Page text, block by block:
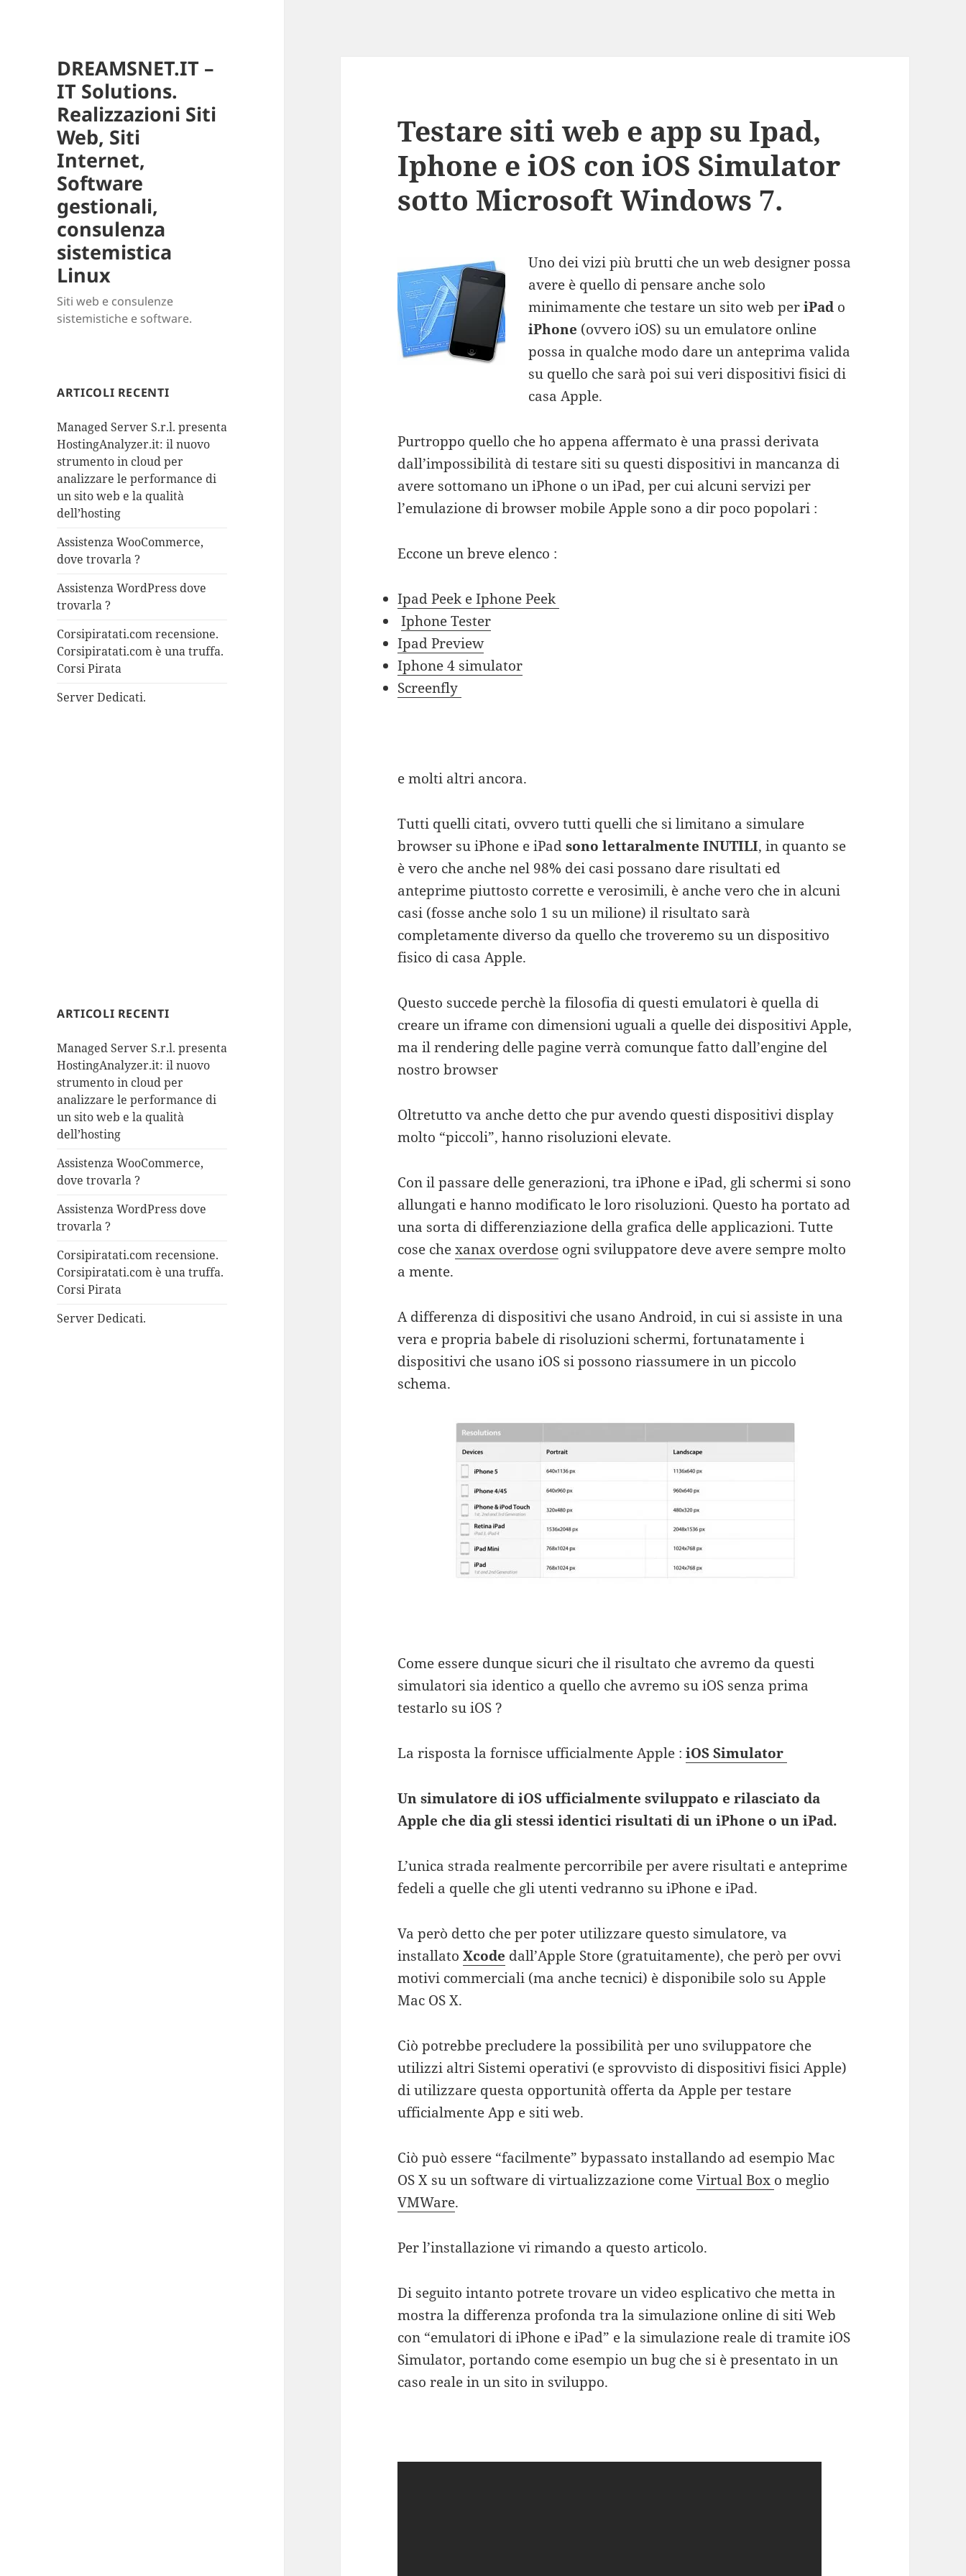
DREAMSNET.IT –
IT Solutions.
Realizzazioni Siti
Web, Siti
Internet,
Software
gestionali,
consulenza
sistemistica
Linux
Siti web e consulenze
sistemistiche e software.
ARTICOLI RECENTI
Managed Server S.r.l. presenta
HostingAnalyzer.it: il nuovo
strumento in cloud per
analizzare le performance di
un sito web e la qualità
dell’hosting
Assistenza WooCommerce,
dove trovarla ?
Assistenza WordPress dove
trovarla ?
Corsipiratati.com recensione.
Corsipiratati.com è una truffa.
Corsi Pirata
Server Dedicati.
ARTICOLI RECENTI
Managed Server S.r.l. presenta
HostingAnalyzer.it: il nuovo
strumento in cloud per
analizzare le performance di
un sito web e la qualità
dell’hosting
Assistenza WooCommerce,
dove trovarla ?
Assistenza WordPress dove
trovarla ?
Corsipiratati.com recensione.
Corsipiratati.com è una truffa.
Corsi Pirata
Server Dedicati.
Testare siti web e app su Ipad,
Iphone e iOS con iOS Simulator
sotto Microsoft Windows 7.
Uno dei vizi più brutti che un web designer possa
avere è quello di pensare anche solo
minimamente che testare un sito web periPad o
iPhone (ovvero iOS) su un emulatore online
possa in qualche modo dare un anteprima valida
su quello che sarà poi sui veri dispositivi fisici di
casa Apple.
Purtroppo quello che ho appena affermato è una prassi derivata
dall’impossibilità di testare siti su questi dispositivi in mancanza di
avere sottomano un iPhone o un iPad, per cui alcuni servizi per
l’emulazione di browser mobile Apple sono a dir poco popolari :
Eccone un breve elenco :
Ipad Peek e Iphone Peek
Iphone Tester
Ipad Preview
Iphone 4 simulator
Screenfly
e molti altri ancora.
Tutti quelli citati, ovvero tutti quelli che si limitano a simulare
browser su iPhone e iPadsono lettaralmente INUTILI, in quanto se
è vero che anche nel 98% dei casi possano dare risultati ed
anteprime piuttosto corrette e verosimili, è anche vero che in alcuni
casi (fosse anche solo 1 su un milione) il risultato sarà
completamente diverso da quello che troveremo su un dispositivo
fisico di casa Apple.
Questo succede perchè la filosofia di questi emulatori è quella di
creare un iframe con dimensioni uguali a quelle dei dispositivi Apple,
ma il rendering delle pagine verrà comunque fatto dall’engine del
nostro browser
Oltretutto va anche detto che pur avendo questi dispositivi display
molto “piccoli”, hanno risoluzioni elevate.
Con il passare delle generazioni, tra iPhone e iPad, gli schermi si sono
allungati e hanno modificato le loro risoluzioni. Questo ha portato ad
una sorta di differenziazione della grafica delle applicazioni. Tutte
cose chexanax overdose ogni sviluppatore deve avere sempre molto
a mente.
A differenza di dispositivi che usano Android, in cui si assiste in una
vera e propria babele di risoluzioni schermi, fortunatamente i
dispositivi che usano iOS si possono riassumere in un piccolo
schema.
Come essere dunque sicuri che il risultato che avremo da questi
simulatori sia identico a quello che avremo su iOS senza prima
testarlo su iOS ?
La risposta la fornisce ufficialmente Apple :iOS Simulator
Un simulatore di iOS ufficialmente sviluppato e rilasciato da
Apple che dia gli stessi identici risultati di un iPhone o un iPad.
L’unica strada realmente percorribile per avere risultati e anteprime
fedeli a quelle che gli utenti vedranno su iPhone e iPad.
Va però detto che per poter utilizzare questo simulatore, va
installatoXcode dall’Apple Store (gratuitamente), che però per ovvi
motivi commerciali (ma anche tecnici) è disponibile solo su Apple
Mac OS X.
Ciò potrebbe precludere la possibilità per uno sviluppatore che
utilizzi altri Sistemi operativi (e sprovvisto di dispositivi fisici Apple)
di utilizzare questa opportunità offerta da Apple per testare
ufficialmente App e siti web.
Ciò può essere “facilmente” bypassato installando ad esempio Mac
OS X su un software di virtualizzazione comeVirtual Box o meglio
VMWare.
Per l’installazione vi rimando a questo articolo.
Di seguito intanto potrete trovare un video esplicativo che metta in
mostra la differenza profonda tra la simulazione online di siti Web
con “emulatori di iPhone e iPad” e la simulazione reale di tramite iOS
Simulator, portando come esempio un bug che si è presentato in un
caso reale in un sito in sviluppo.